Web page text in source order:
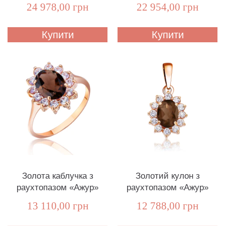
24 978,00 грн
Купити
22 954,00 грн
Купити
Золота каблучка з
раухтопазом «Ажур»
13 110,00 грн
Золотий кулон з
раухтопазом «Ажур»
12 788,00 грн